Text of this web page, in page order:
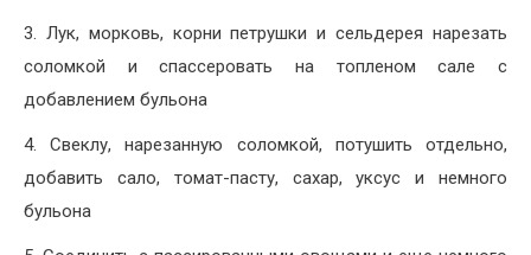
3. Лук, морковь, корни петрушки и сельдерея нарезать
соломкой и спассеровать на топленом сале с
добавлением бульона
4. Свеклу, нарезанную соломкой, потушить отдельно,
добавить сало, томат-пасту, сахар, уксус и немного
бульона